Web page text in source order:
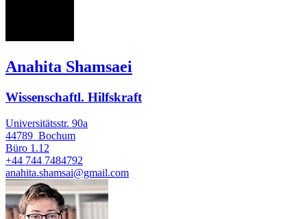
Anahita Shamsaei
Wissenschaftl. Hilfskraft
Universitätsstr. 90a
44789 Bochum
Büro 1.12
+44 744 7484792
anahita.shamsai@gmail.com